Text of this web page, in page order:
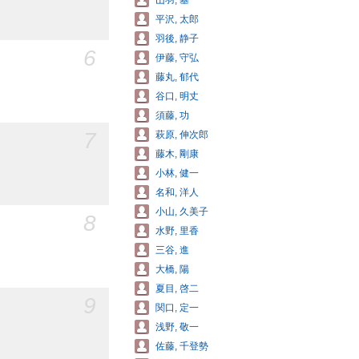
6
8
平沢, 太郎
羽後, 静子
伊藤, 守弘
藤丸, 郁代
谷口, 明丈
須藤, 功
萩原, 伸次郎
藤木, 剛康
小林, 健一
名和, 洋人
小山, 久美子
水野, 里香
三谷, 進
大橋, 陽
夏目, 啓二
関口, 定一
浅野, 敬一
佐藤, 千登勢